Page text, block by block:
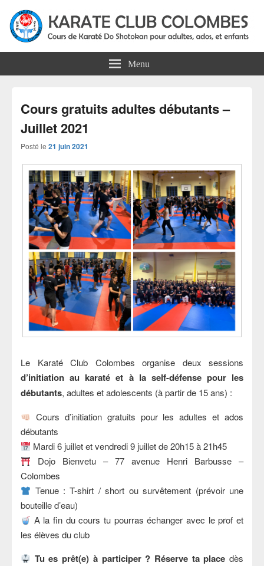
Karate Club Colombes
Menu
Cours gratuits adultes débutants –
Juillet 2021
Posté le 21 juin 2021
Le Karaté Club Colombes organise deux sessions
d’initiation au karaté et à la self-défense pour les
débutants, adultes et adolescents (à partir de 15 ans) :
Cours d’initiation gratuits pour les adultes et ados
débutants
Mardi 6 juillet et vendredi 9 juillet de 20h15 à 21h45
Dojo Bienvetu – 77 avenue Henri Barbusse –
Colombes
Tenue : T-shirt / short ou survêtement (prévoir une
bouteille d’eau)
A la fin du cours tu pourras échanger avec le prof et
les élèves du club
Tu es prêt(e) à participer ? Réserve ta place dès